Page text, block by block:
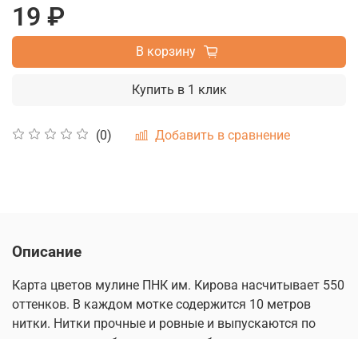
(0) Добавить в сравнение
19 ₽
В корзину
Купить в 1 клик
Описание
Карта цветов мулине ПНК им. Кирова насчитывает 550
оттенков. В каждом мотке содержится 10 метров
нитки. Нитки прочные и ровные и выпускаются по